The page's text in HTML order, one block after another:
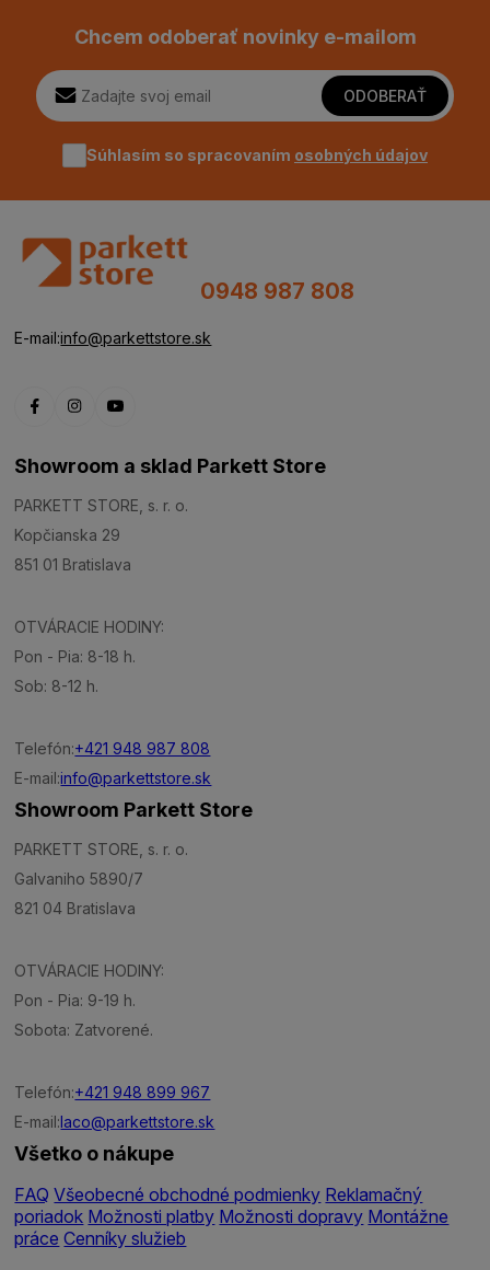
Chcem odoberať novinky e-mailom
ODOBERAŤ
Súhlasím so spracovaním osobných údajov
0948 987 808
E-mail:info@parkettstore.sk
Showroom a sklad Parkett Store
PARKETT STORE, s. r. o.
Kopčianska 29
851 01 Bratislava
OTVÁRACIE HODINY:
Pon - Pia: 8-18 h.
Sob: 8-12 h.
Telefón:+421 948 987 808
E-mail:info@parkettstore.sk
Showroom Parkett Store
PARKETT STORE, s. r. o.
Galvaniho 5890/7
821 04 Bratislava
OTVÁRACIE HODINY:
Pon - Pia: 9-19 h.
Sobota: Zatvorené.
Telefón:+421 948 899 967
E-mail:laco@parkettstore.sk
Všetko o nákupe
FAQ Všeobecné obchodné podmienky Reklamačný
poriadok Možnosti platby Možnosti dopravy Montážne
práce Cenníky služieb